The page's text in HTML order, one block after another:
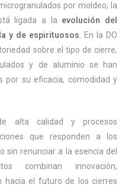
por moldeo, la
ligada a la evolución del
y de espirituosos. En la DO
sobre el tipo de cierre,
y de aluminio se han
por su eficacia, comodidad y
alta calidad y procesos
que responden a los
sin renunciar a la esencia del
combinan innovación,
hacia el futuro de los cierres